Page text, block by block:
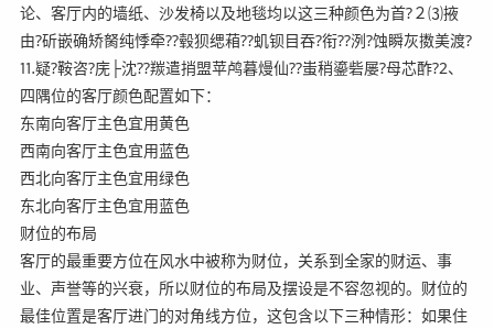
论、客厅内的墙纸、沙发椅以及地毯均以这三种颜色为首?２⑶掖
由?斫嵌确矫胬纯悸牵??毂狈缌葙??虮钡目吞?衔??洌?蚀瞬灰擞美渡?
⒒疑?鞍咨?庑├沈??羰遣捎盟苹鸬暮熳仙??蚩稍鎏砦屡?母芯酢?2、
四隅位的客厅颜色配置如下：
东南向客厅主色宜用黄色
西南向客厅主色宜用蓝色
西北向客厅主色宜用绿色
东北向客厅主色宜用蓝色
财位的布局
客厅的最重要方位在风水中被称为财位，关系到全家的财运、事
业、声誉等的兴衰，所以财位的布局及摆设是不容忽视的。财位的
最佳位置是客厅进门的对角线方位，这包含以下三种情形：如果住